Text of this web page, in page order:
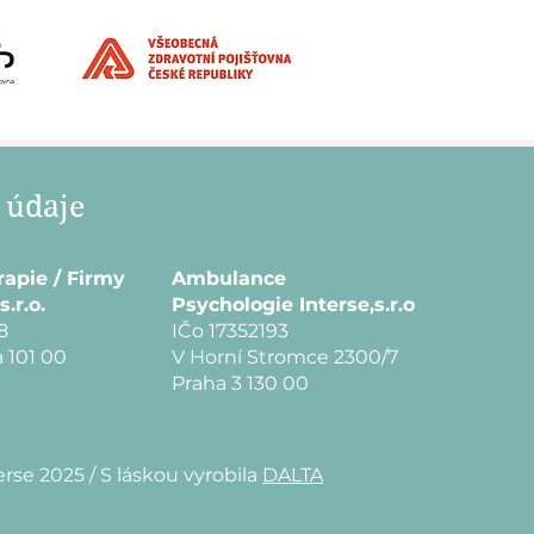
/ Firmy
00
Ambulance
Psychologie Interse,s.r.o
IČo 17352193
V Horní Stromce 2300/7
Praha 3 130 00
2025 / S láskou vyrobila DALTA